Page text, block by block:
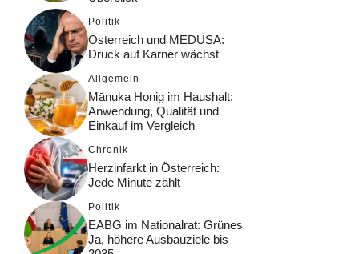
Politik
Österreich und MEDUSA:
Druck auf Karner wächst
Allgemein
Mānuka Honig im Haushalt:
Anwendung, Qualität und
Einkauf im Vergleich
Chronik
Herzinfarkt in Österreich:
Jede Minute zählt
Politik
EABG im Nationalrat: Grünes
Ja, höhere Ausbauziele bis